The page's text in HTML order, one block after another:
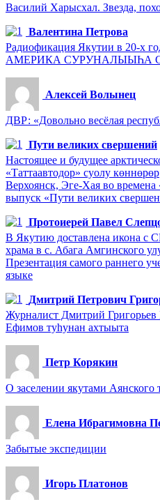
Василий Харысхал. Звезда,
Валентина Петрова
Радиофикация Якутии в 20-х
АМЕРИКА СУРУНАЛЫЫҺА
Алексей Волынец
ДВР: «Довольно весёлая
Пути великих свершений
Настоящее и будущее
«Таттаавтодор» суолу көннөрөр
Верхоянск, Эге-Хая во
выпуск «Пути великих
Протоиерей Павел
В Якутию доставлена икона с
храма в с. Абага Амгинского
Презентация самого раннего
языке
Дмитрий Петрович
Журналист Дмитрий
Ефимов туһунан ахтыыта
Петр Корякин
О заселении якутами Аянского
Елена Ибрагимовна
Забытые экспедиции
Игорь Платонов